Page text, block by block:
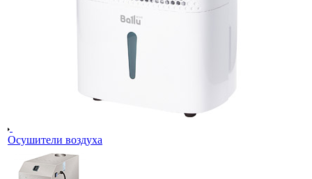
Осушители воздуха